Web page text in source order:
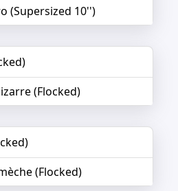
(Supersized 10'')
(Flocked)
(Flocked)